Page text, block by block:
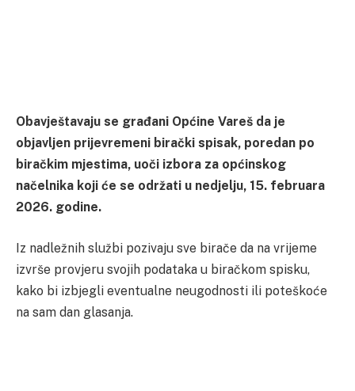
Obavještavaju se građani Općine Vareš da je
objavljen prijevremeni birački spisak, poredan po
biračkim mjestima, uoči izbora za općinskog
načelnika koji će se održati u nedjelju, 15. februara
2026. godine.
Iz nadležnih službi pozivaju sve birače da na vrijeme
izvrše provjeru svojih podataka u biračkom spisku,
kako bi izbjegli eventualne neugodnosti ili poteškoće
na sam dan glasanja.